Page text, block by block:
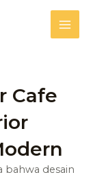
Cafe
bahwa desain